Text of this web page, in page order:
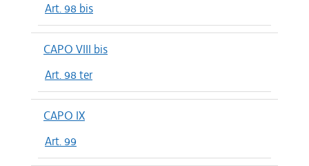
Art. 98 bis
CAPO VIII bis
Art. 98 ter
CAPO IX
Art. 99